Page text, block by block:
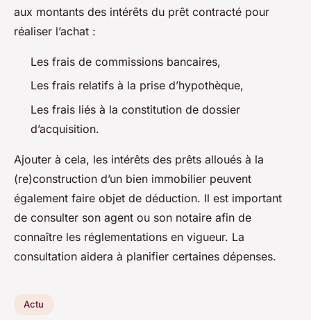
aux montants des intérêts du prêt contracté pour
réaliser l’achat :
Les frais de commissions bancaires,
Les frais relatifs à la prise d’hypothèque,
Les frais liés à la constitution de dossier
d’acquisition.
Ajouter à cela, les intérêts des prêts alloués à la
(re)construction d’un bien immobilier peuvent
également faire objet de déduction. Il est important
de consulter son agent ou son notaire afin de
connaître les réglementations en vigueur. La
consultation aidera à planifier certaines dépenses.
Actu